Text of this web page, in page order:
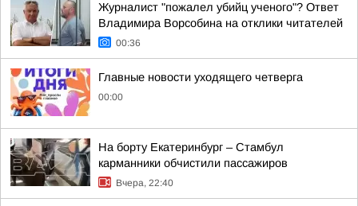
Журналист "пожалел убийц ученого"? Ответ
Владимира Ворсобина на отклики читателей
00:36
Главные новости уходящего четверга
00:00
На борту Екатеринбург – Стамбул
карманники обчистили пассажиров
Вчера, 22:40